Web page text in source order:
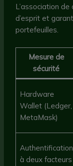
L’association
d’esprit et
portefeuilles.
Mesure de
sécurité
Hardware
Wallet (Ledger,
MetaMask)
Authentification
à deux facteurs